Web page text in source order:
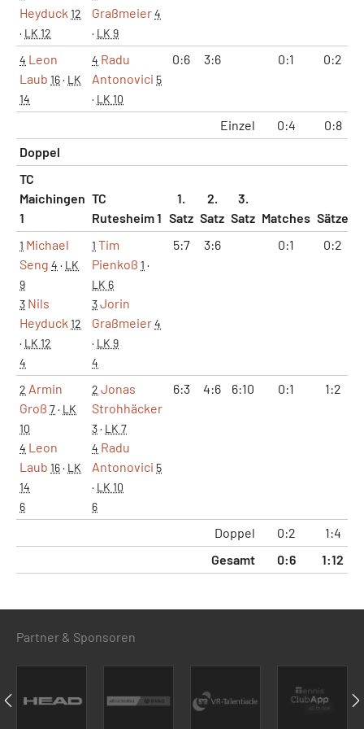
Heyduck 12
· LK 12
Graßmeier4
· LK 9
4 Leon
Laub 16· LK
14
4 Radu
Antonovici 5
· LK 10
0:6 3:6 0:1 0:2
Einzel 0:4 0:8
Doppel
TC
Maichingen
1
TC
Rutesheim 1
1.
Satz
2.
Satz
3.
Satz Matches Sätze
1 Michael
Seng 4 · LK
9
3 Nils
Heyduck 12
· LK 12
4
1 Tim
Pienkoß 1 ·
LK 6
3Jorin
Graßmeier4
· LK 9
4
5:7 3:6 0:1 0:2
2 Armin
Groß 7· LK
10
4 Leon
Laub 16· LK
14
6
2 Jonas
Strohhäcker
3· LK 7
4 Radu
Antonovici 5
· LK 10
6
6:3 4:6 6:10 0:1 1:2
Doppel 0:2 1:4
Gesamt
0:6 1:12
Partner & Sponsoren